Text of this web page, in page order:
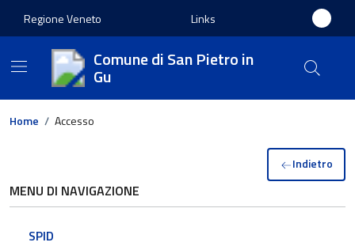
Regione Veneto Links
Comune di San Pietro in
Gu
Home / Accesso
Indietro
MENU DI NAVIGAZIONE
SPID